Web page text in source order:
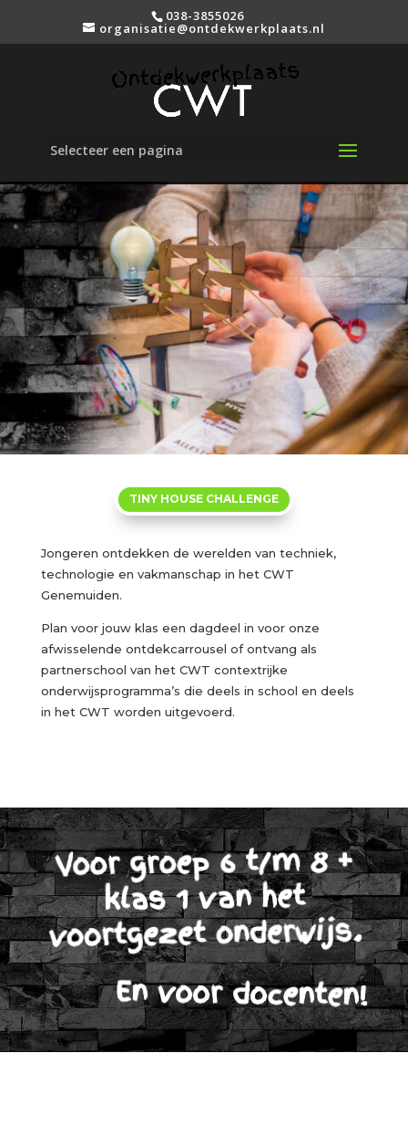
038-3855026
organisatie@ontdekwerkplaats.nl
Selecteer een pagina
TINY HOUSE CHALLENGE
Jongeren ontdekken de werelden van techniek,
technologie en vakmanschap in het CWT
Genemuiden.
Plan voor jouw klas een dagdeel in voor onze
afwisselende ontdekcarrousel of ontvang als
partnerschool van het CWT contextrijke
onderwijsprogramma’s die deels in school en deels
in het CWT worden uitgevoerd.
Voor groep 6 t/m 8 +
klas 1 van het
voortgezet onderwijs.
En voor docenten!